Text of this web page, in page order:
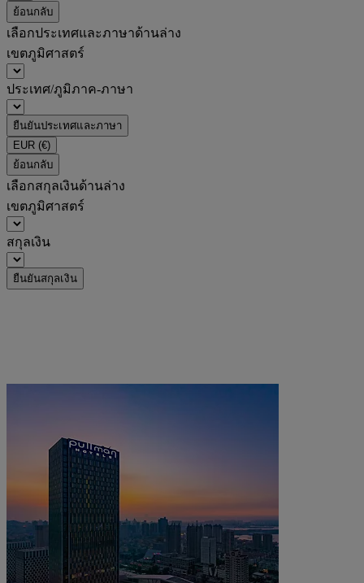
ย้อนกลับ
เลือกประเทศและภาษาด้านล่าง
เขตภูมิศาสตร์
ประเทศ/ภูมิภาค-ภาษา
ยืนยันประเทศและภาษา
EUR (€)
ย้อนกลับ
เลือกสกุลเงินด้านล่าง
เขตภูมิศาสตร์
สกุลเงิน
ยืนยันสกุลเงิน